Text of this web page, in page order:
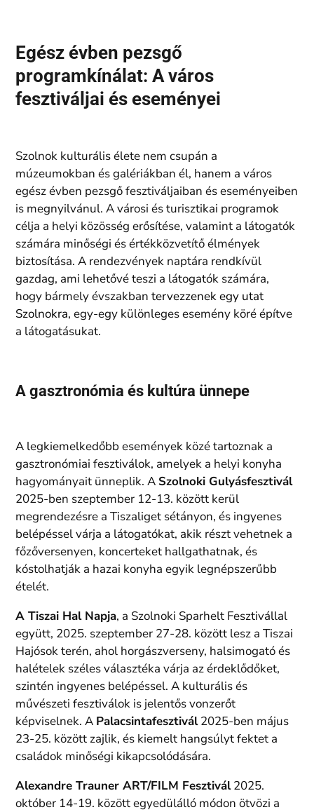
Egész évben pezsgő
programkínálat: A város
fesztiváljai és eseményei
Szolnok kulturális élete nem csupán a
múzeumokban és galériákban él, hanem a város
egész évben pezsgő fesztiváljaiban és eseményeiben
is megnyilvánul. A városi és turisztikai programok
célja a helyi közösség erősítése, valamint a látogatók
számára minőségi és értékközvetítő élmények
biztosítása. A rendezvények naptára rendkívül
gazdag, ami lehetővé teszi a látogatók számára,
hogy bármely évszakbantervezzenek egy utat
Szolnokra, egy-egy különleges esemény köré építve
a látogatásukat.
A gasztronómia és kultúra ünnepe
A legkiemelkedőbb események közé tartoznak a
gasztronómiai fesztiválok, amelyek a helyi konyha
hagyományait ünneplik. A Szolnoki Gulyásfesztivál
2025-ben szeptember 12-13. között kerül
megrendezésre a Tiszaliget sétányon, és ingyenes
belépéssel várja a látogatókat, akik részt vehetnek a
főzőversenyen, koncerteket hallgathatnak, és
kóstolhatják a hazai konyha egyik legnépszerűbb
ételét.
A Tiszai Hal Napja, a Szolnoki Sparhelt Fesztivállal
együtt, 2025. szeptember 27-28. között lesz a Tiszai
Hajósok terén, ahol horgászverseny, halsimogató és
halételek széles választéka várja az érdeklődőket,
szintén ingyenes belépéssel. A kulturális és
művészeti fesztiválok is jelentős vonzerőt
képviselnek. A Palacsintafesztivál2025-ben május
23-25. között zajlik, és kiemelt hangsúlyt fektet a
családok minőségi kikapcsolódására.
Alexandre Trauner ART/FILM Fesztivál2025.
október 14-19. között egyedülálló módon ötvözi a